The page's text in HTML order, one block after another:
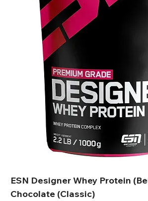
ESN Designer Whey Protein
Chocolate (Classic)